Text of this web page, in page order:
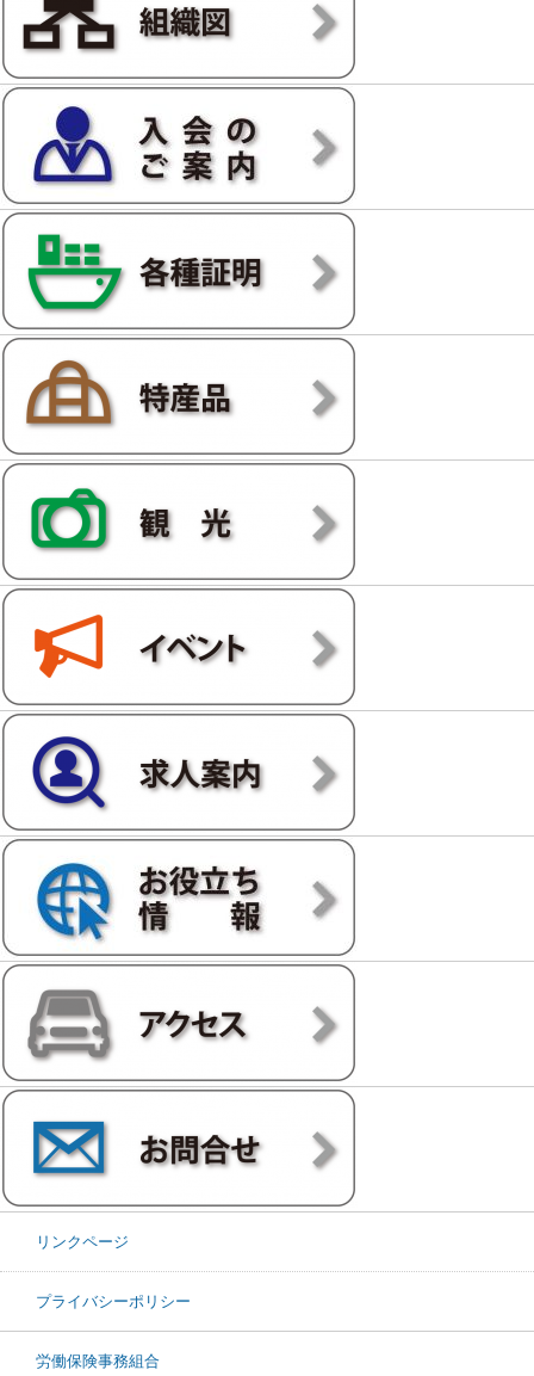
リンクページ
プライバシーポリシー
労働保険事務組合